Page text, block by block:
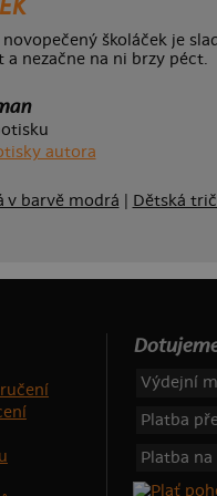
školáček je
a nezačne na ni brzy péct.
autora
v barvě modrá
Dětská
Výdejní
Platba
Platba